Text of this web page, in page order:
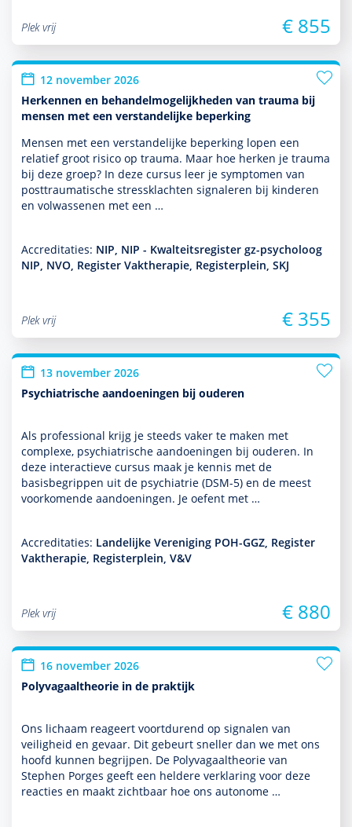
Plek vrij € 855
12 november 2026
Herkennen en behandelmogelijkheden van trauma bij
mensen met een verstandelijke beperking
Mensen met een ver­stande­lijke beper­king lopen een
relatief groot risico op trauma. Maar hoe herken je trauma
bij deze groep? In deze cursus leer je symp­tomen van
posttraumatische stressklachten signa­leren bij kin­de­ren
en vol­was­senen met een …
Accreditaties: NIP, NIP - Kwalteitsregister gz-psycholoog
NIP, NVO, Register Vaktherapie, Registerplein, SKJ
Plek vrij € 355
13 november 2026
Psychiatrische aandoeningen bij ouderen
Als professional krijg je steeds vaker te maken met
complexe, psychia­trische aan­doeningen bij ouderen. In
deze interactieve cursus maak je kennis met de
basisbegrippen uit de psychia­trie (DSM-5) en de meest
voor­komende aan­doeningen. Je oefent met …
Accreditaties: Landelijke Vereniging POH-GGZ, Register
Vaktherapie, Registerplein, V&V
Plek vrij € 880
16 november 2026
Polyvagaaltheorie in de praktijk
Ons lichaam reageert voort­durend op signalen van
veiligheid en gevaar. Dit gebeurt sneller dan we met ons
hoofd kunnen begrijpen. De Polyvagaaltheorie van
Stephen Porges geeft een heldere verklaring voor deze
reacties en maakt zichtbaar hoe ons autonome …